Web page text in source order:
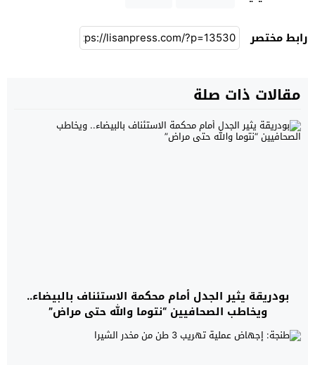
رابط مختصر
مقالات ذات صلة
بودريقة يثير الجدل أمام محكمة الاستئناف بالبيضاء..
ويخاطب الصحافيين “نتوما والله حتى مراض”